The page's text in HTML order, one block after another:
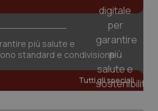
più salute e
standard e condivisione
Tutti gli speciali